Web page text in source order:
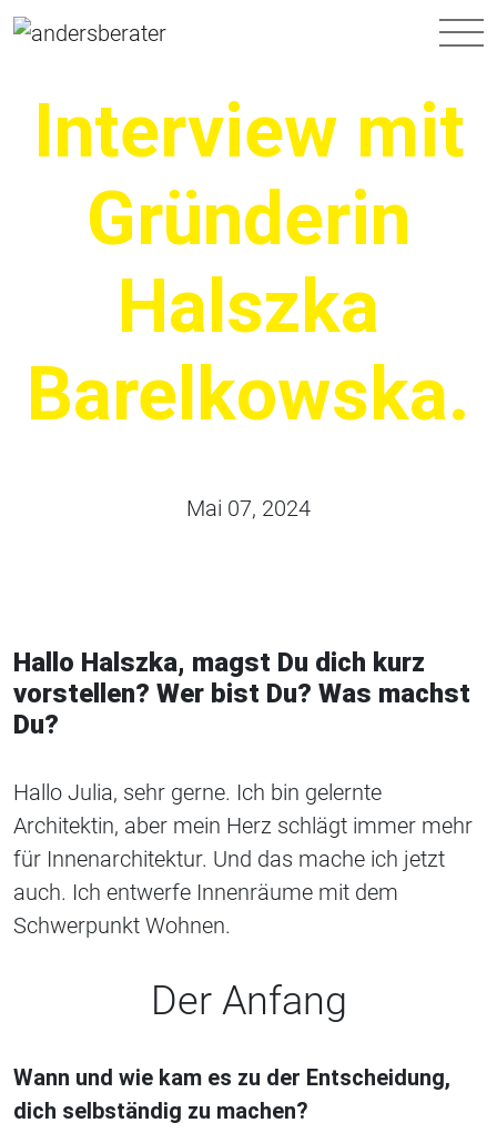
Hauptnavigation
Interview mit
Gründerin
Halszka
Barelkowska.
Mai 07, 2024
Hallo Halszka, magst Du dich kurz
vorstellen? Wer bist Du? Was machst
Du?
Hallo Julia, sehr gerne. Ich bin gelernte
Architektin, aber mein Herz schlägt immer mehr
für Innenarchitektur. Und das mache ich jetzt
auch. Ich entwerfe Innenräume mit dem
Schwerpunkt Wohnen.
Der Anfang
Wann und wie kam es zu der Entscheidung,
dich selbständig zu machen?